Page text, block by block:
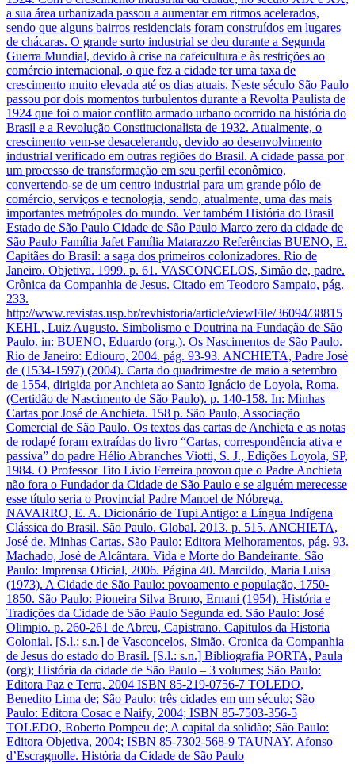
a sua área urbanizada passou a aumentar em ritmos acelerados,
sendo que alguns bairros residenciais foram construídos em lugares
de chácaras. O grande surto industrial se deu durante a Segunda
Guerra Mundial, devido à crise na cafeicultura e às restrições ao
comércio internacional, o que fez a cidade ter uma taxa de
crescimento muito elevada até os dias atuais. Neste século São Paulo
passou por dois momentos turbulentos durante a Revolta Paulista de
1924 que foi o maior conflito armado urbano ocorrido na história do
Brasil e a Revolução Constitucionalista de 1932. Atualmente, o
crescimento vem-se desacelerando, devido ao desenvolvimento
industrial verificado em outras regiões do Brasil. A cidade passa por
um processo de transformação em seu perfil econômico,
convertendo-se de um centro industrial para um grande pólo de
comércio, serviços e tecnologia, sendo, atualmente, uma das mais
importantes metrópoles do mundo. Ver também História do Brasil
Estado de São Paulo Cidade de São Paulo Marco zero da cidade de
São Paulo Família Jafet Família Matarazzo Referências BUENO, E.
Capitães do Brasil: a saga dos primeiros colonizadores. Rio de
Janeiro. Objetiva. 1999. p. 61. VASCONCELOS, Simão de, padre.
Crônica da Companhia de Jesus. Citado em Teodoro Sampaio, pág.
233.
http://www.revistas.usp.br/revhistoria/article/viewFile/36094/38815
KEHL, Luiz Augusto. Simbolismo e Doutrina na Fundação de São
Paulo. in: BUENO, Eduardo (org.). Os Nascimentos de São Paulo.
Rio de Janeiro: Ediouro, 2004. pág. 93-93. ANCHIETA, Padre José
de (1534-1597) (2004). Carta do quadrimestre de maio a setembro
de 1554, dirigida por Anchieta ao Santo Ignácio de Loyola, Roma.
(Certidão de Nascimento de São Paulo). p. 140-158. In: Minhas
Cartas por José de Anchieta. 158 p. São Paulo, Associação
Comercial de São Paulo. Os textos das cartas de Anchieta e as notas
de rodapé foram extraídas do livro “Cartas, correspondência ativa e
passiva” do padre Hélio Abranches Viotti, S. J., Edições Loyola, SP,
1984. O Professor Tito Livio Ferreira provou que o Padre Anchieta
não fora o Fundador da Cidade de São Paulo e se alguém merecesse
esse título seria o Provincial Padre Manoel de Nóbrega.
NAVARRO, E. A. Dicionário de Tupi Antigo: a Língua Indígena
Clássica do Brasil. São Paulo. Global. 2013. p. 515. ANCHIETA,
José de. Minhas Cartas. São Paulo: Editora Melhoramentos, pág. 93.
Machado, José de Alcântara. Vida e Morte do Bandeirante. São
Paulo: Imprensa Oficial, 2006. Página 40. Marcildo, Maria Luisa
(1973). A Cidade de São Paulo: povoamento e população, 1750-
1850. São Paulo: Pioneira Silva Bruno, Ernani (1954). História e
Tradições da Cidade de São Paulo Segunda ed. São Paulo: José
Olimpio. p. 260-261 de Abreu, Capistrano. Capitulos da Historia
Colonial. [S.l.: s.n.] de Vasconcelos, Simão. Cronica da Companhia
de Jesus do estado do Brasil. [S.l.: s.n.] Bibliografia PORTA, Paula
(org); História da cidade de São Paulo – 3 volumes; São Paulo:
Editora Paz e Terra, 2004 ISBN 85-219-0756-7 TOLEDO,
Benedito Lima de; São Paulo: três cidades em um século; São
Paulo: Editora Cosac e Naify, 2004; ISBN 85-7503-356-5
TOLEDO, Roberto Pompeu de; A capital da solidão; São Paulo:
Editora Objetiva, 2004; ISBN 85-7302-568-9 TAUNAY, Afonso
d’Escragnolle. História da Cidade de São Paulo